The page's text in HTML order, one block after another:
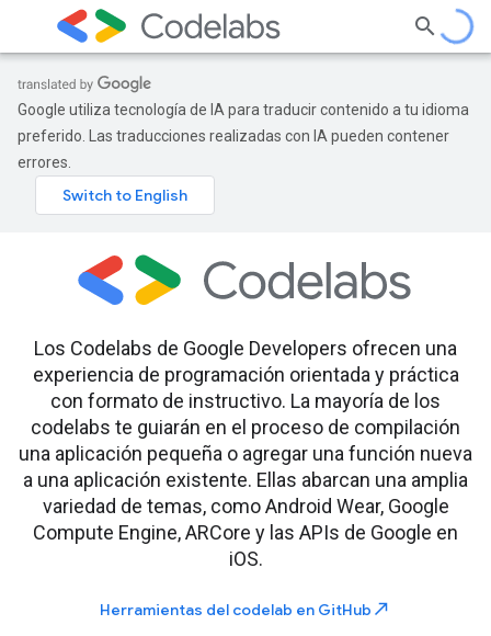
Google utiliza tecnología de IA para traducir contenido a tu idioma
preferido. Las traducciones realizadas con IA pueden contener
errores.
Los Codelabs de Google Developers ofrecen una
experiencia de programación orientada y práctica
con formato de instructivo. La mayoría de los
codelabs te guiarán en el proceso de compilación
una aplicación pequeña o agregar una función nueva
a una aplicación existente. Ellas abarcan una amplia
variedad de temas, como Android Wear, Google
Compute Engine, ARCore y las APIs de Google en
iOS.
Herramientas del codelab en GitHub north_east